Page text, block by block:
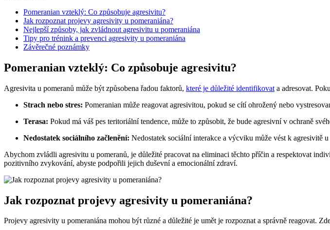
Pomeranian vzteklý: Co způsobuje agresivitu?
Jak rozpoznat projevy agresivity u pomeraniána?
Nejlepší způsoby, jak zvládnout agresivitu u pomeraniána
Tipy pro trénink a prevenci⁤ agresivity u pomeraniána
Závěrečné poznámky
Pomeranian vzteklý: Co způsobuje agresivitu?
Agresivita u pomeranů může být ⁤způsobena řadou faktorů, které je důležité identifikovat a adresovat.
Strach⁣ nebo stres: Pomeranian může reagovat agresivitou, pokud se cítí ohrožený nebo
Terasa: Pokud⁣ má váš pes teritoriální tendence,‌ může to způsobit, že‌ bude⁢ agresivní ‌v ochraně
Nedostatek sociálního začlenění: Nedostatek sociální interakce a výcviku může vést k agresivitě
Abychom​ zvládli ‍agresivitu u⁤ pomeranů,​ je důležité pracovat na eliminaci těchto příčin a respektovat
pozitivního zvykování, abyste podpořili jejich duševní a emocionální zdraví.
Jak rozpoznat projevy agresivity u pomeraniána?
Projevy agresivity u pomeraniána mohou být různé a důležité je⁣ umět je rozpoznat a správně reagovat.